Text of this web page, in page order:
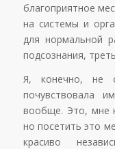
благоприятное
на системы и
для нормальной
подсознания,
Я, конечно, не
почувствовала
вообще. Это, мне
но посетить это
красиво